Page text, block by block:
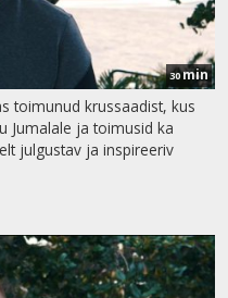
30min
toimunud krussaadist, kus
Jumalale ja toimusid ka
julgustav ja inspireeriv